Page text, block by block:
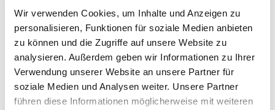
Wir verwenden Cookies, um Inhalte und Anzeigen zu
personalisieren, Funktionen für soziale Medien anbieten
zu können und die Zugriffe auf unsere Website zu
analysieren. Außerdem geben wir Informationen zu Ihrer
Verwendung unserer Website an unsere Partner für
soziale Medien und Analysen weiter. Unsere Partner
führen diese Informationen möglicherweise mit weiteren
Ort und Anfahrt
Am Hain 20
63654 Büdingen